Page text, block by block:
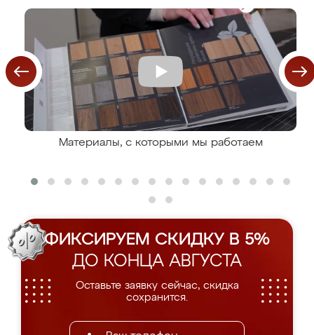
Материалы, с которыми мы работаем
ФИКСИРУЕМ СКИДКУ В 5%
ДО КОНЦА АВГУСТА
Оставьте заявку сейчас, скидка
сохранится.